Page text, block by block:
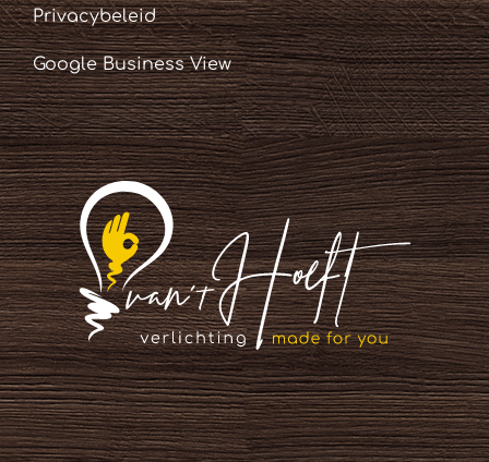
Privacybeleid
Google Business View